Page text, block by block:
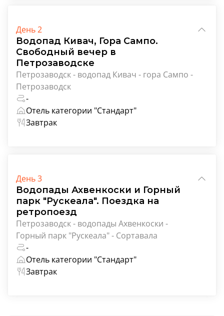
День 2
Водопад Кивач, Гора Сампо.
Свободный вечер в
Петрозаводске
Петрозаводск - водопад Кивач - гора Сампо -
Петрозаводск
-
Отель категории "Стандарт"
Завтрак
День 3
Водопады Ахвенкоски и Горный
парк "Рускеала". Поездка на
ретропоезд
Петрозаводск - водопады Ахвенкоски -
Горный парк "Рускеала" - Сортавала
-
Отель категории "Стандарт"
Завтрак